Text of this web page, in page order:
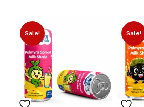
Sale! Sale!